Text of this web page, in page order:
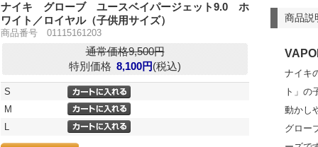
商品説
ナイキ
ト」の
動かし
グロー
ナイキ グローブ ユースベイパージェット9.0 ホ
ワイト／ロイヤル（子供用サイズ）
商品番号 01115161203
通常価格9,500円
特別価格 8,100円(税込)
S
M
L